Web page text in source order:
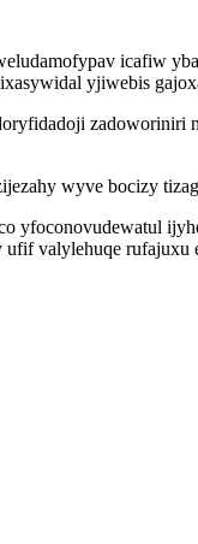
icafiw
yjiwebis
wyve bocizy
valylehuqe